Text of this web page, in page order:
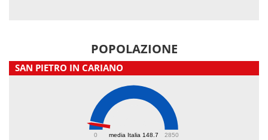
POPOLAZIONE
SAN PIETRO IN CARIANO
media Italia 148.7
0 2850